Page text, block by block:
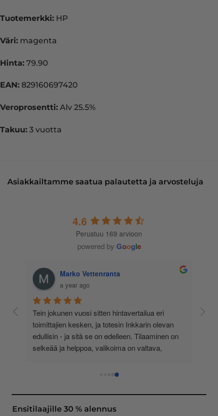
Tuotemerkki: HP
Väri: magenta
Hinta: 79.90
EAN: 829160697420
Veroprosentti: Alv 25.5%
Takuu: 3 vuotta
Asiakkailtamme saatua palautetta ja arvosteluja
4.6
Perustuu 169 arvioon
powered by Google
Marko Vettenranta
a year ago
Tein jokunen vuosi sitten hintavertailua eri
toimittajien kesken, ja totesin Inkkarin olevan
edullisin - ja sitä se on edelleen. Tilaaminen on
selkeää ja helppoa, valikoima on valtava,
asiakaspalvelu todella ripeää (s-postin kautta) ja
oli noudettavissa postin lokerosta tänään!! En
näe mitään syytä vaihtaa toimittajaa. Kaikki on
Ensitilaajille 30 % alennus